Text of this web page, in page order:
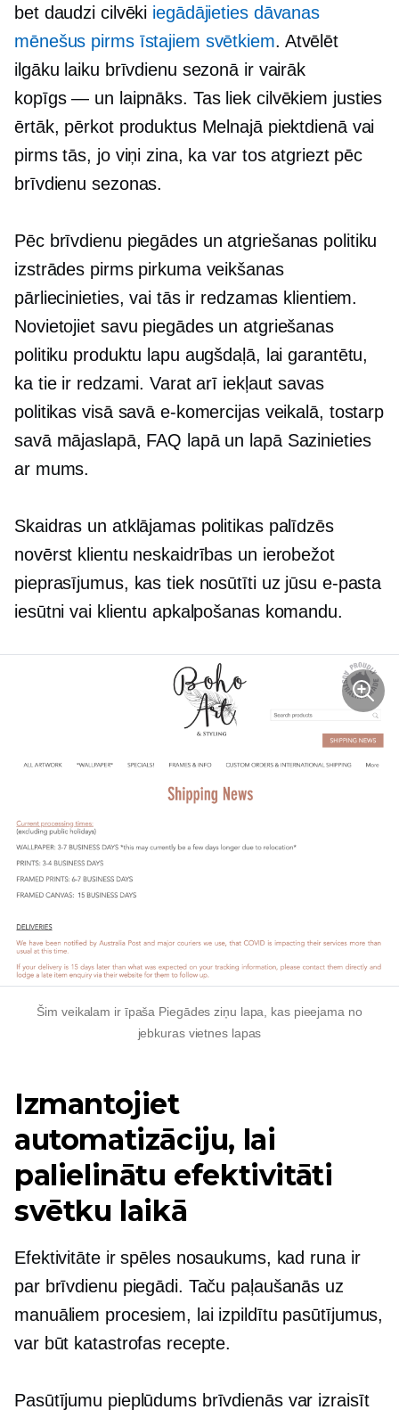
bet daudzi cilvēki iegādājieties dāvanas
mēnešus pirms īstajiem svētkiem. Atvēlēt
ilgāku laiku brīvdienu sezonā ir vairāk
kopīgs — un laipnāks. Tas liek cilvēkiem justies
ērtāk, pērkot produktus Melnajā piektdienā vai
pirms tās, jo viņi zina, ka var tos atgriezt pēc
brīvdienu sezonas.
Pēc brīvdienu piegādes un atgriešanas politiku
izstrādes pirms pirkuma veikšanas
pārliecinieties, vai tās ir redzamas klientiem.
Novietojiet savu piegādes un atgriešanas
politiku produktu lapu augšdaļā, lai garantētu,
ka tie ir redzami. Varat arī iekļaut savas
politikas visā savā e-komercijas veikalā, tostarp
savā mājaslapā, FAQ lapā un lapā Sazinieties
ar mums.
Skaidras un atklājamas politikas palīdzēs
novērst klientu neskaidrības un ierobežot
pieprasījumus, kas tiek nosūtīti uz jūsu e-pasta
iesūtni vai klientu apkalpošanas komandu.
Šim veikalam ir īpaša Piegādes ziņu lapa, kas pieejama no
jebkuras vietnes lapas
Izmantojiet
automatizāciju, lai
palielinātu efektivitāti
svētku laikā
Efektivitāte ir spēles nosaukums, kad runa ir
par brīvdienu piegādi. Taču paļaušanās uz
manuāliem procesiem, lai izpildītu pasūtījumus,
var būt katastrofas recepte.
Pasūtījumu pieplūdums brīvdienās var izraisīt